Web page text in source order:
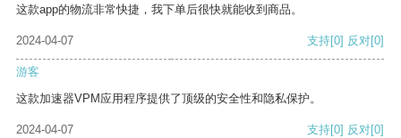
这款app的物流非常快捷，我下单后很快就能收到商品。
2024-04-07 支持[0] 反对[0]
游客
这款加速器VPM应用程序提供了顶级的安全性和隐私保护。
2024-04-07 支持[0] 反对[0]